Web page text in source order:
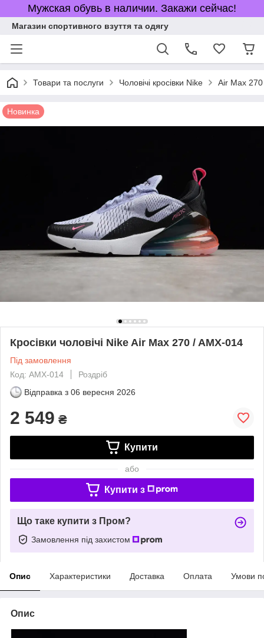
Мужская обувь в наличии. Закажи сейчас!
Магазин спортивного взуття та одягу
Товари та послуги Чоловічі кросівки Nike Air Max 270
Новинка
Кросівки чоловічі Nike Air Max 270 / AMX-014
Під замовлення
Код: AMX-014
Роздріб
Відправка з 06 вересня 2026
2 549 ₴
Купити
або
Купити з
Що таке купити з Пром?
Замовлення під захистом
Опис Характеристики Доставка Оплата Умови
Опис